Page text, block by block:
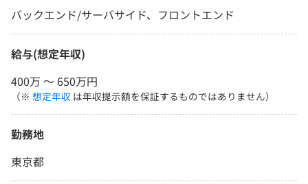
バックエンド/サーバサイド、フロントエンド
給与(想定年収)
400万 〜 650万円
（※ 想定年収 は年収提示額を保証するものではありません）
勤務地
東京都